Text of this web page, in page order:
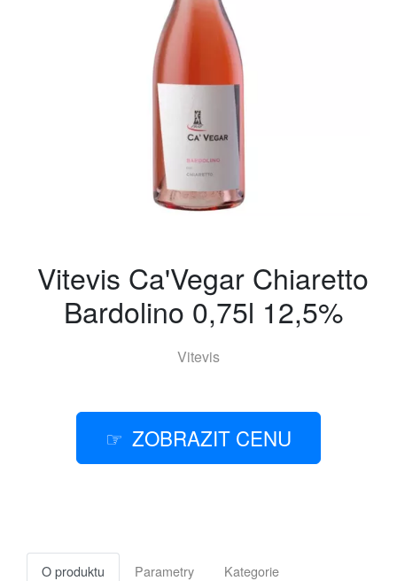
Vitevis Ca'Vegar Chiaretto
Bardolino 0,75l 12,5%
Vitevis
ZOBRAZIT CENU
O produktu Parametry Kategorie